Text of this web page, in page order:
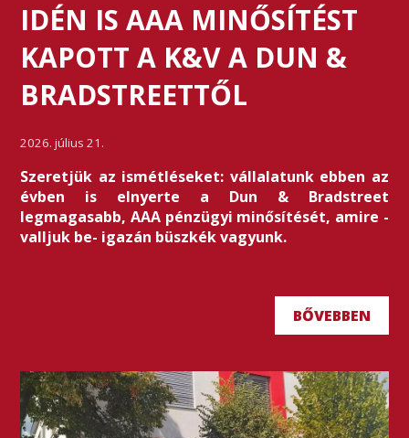
IDÉN IS AAA MINŐSÍTÉST
KAPOTT A K&V A DUN &
BRADSTREETTŐL
2026. július 21.
Szeretjük az ismétléseket: vállalatunk ebben az
évben is elnyerte a Dun & Bradstreet
legmagasabb, AAA pénzügyi minősítését, amire -
valljuk be- igazán büszkék vagyunk.
BŐVEBBEN